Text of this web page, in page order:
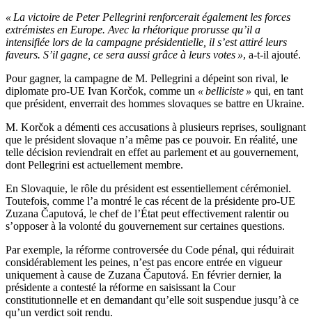
« La victoire de Peter Pellegrini renforcerait également les forces
extrémistes en Europe. Avec la rhétorique prorusse qu’il a
intensifiée lors de la campagne présidentielle, il s’est attiré leurs
faveurs. S’il gagne, ce sera aussi grâce à leurs votes », a-t-il ajouté.
Pour gagner, la campagne de M. Pellegrini a dépeint son rival, le
diplomate pro-UE Ivan Korčok, comme un « belliciste » qui, en tant
que président, enverrait des hommes slovaques se battre en Ukraine.
M. Korčok a démenti ces accusations à plusieurs reprises, soulignant
que le président slovaque n’a même pas ce pouvoir. En réalité, une
telle décision reviendrait en effet au parlement et au gouvernement,
dont Pellegrini est actuellement membre.
En Slovaquie, le rôle du président est essentiellement cérémoniel.
Toutefois, comme l’a montré le cas récent de la présidente pro-UE
Zuzana Čaputová, le chef de l’État peut effectivement ralentir ou
s’opposer à la volonté du gouvernement sur certaines questions.
Par exemple, la réforme controversée du Code pénal, qui réduirait
considérablement les peines, n’est pas encore entrée en vigueur
uniquement à cause de Zuzana Čaputová. En février dernier, la
présidente a contesté la réforme en saisissant la Cour
constitutionnelle et en demandant qu’elle soit suspendue jusqu’à ce
qu’un verdict soit rendu.